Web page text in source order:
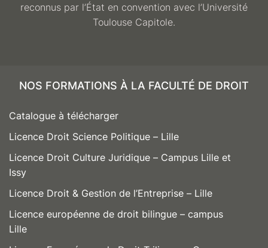
reconnus par l’État en convention avec l’Université
Toulouse Capitole.
NOS FORMATIONS À LA FACULTÉ DE DROIT
Catalogue à télécharger
Licence Droit Science Politique – Lille
Licence Droit Culture Juridique – Campus Lille et
Issy
Licence Droit & Gestion de l’Entreprise – Lille
Licence européenne de droit bilingue – campus
Lille